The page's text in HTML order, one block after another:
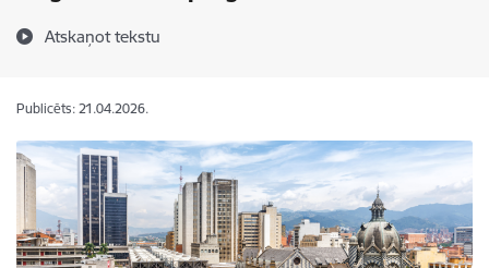
Atskaņot tekstu
Publicēts: 21.04.2026.